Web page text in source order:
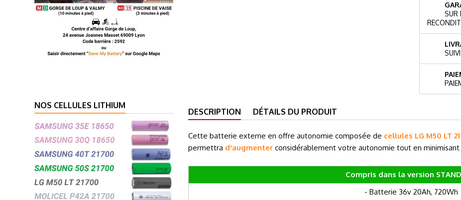
NOS CELLULES LITHIUM
SUR
DESCRIPTION DÉTAILS DU PRODUIT
Cette batterie externe en offre autonomie composée de cellules LG M50 LT
permettra d'augmenterconsidérablement votre autonomie tout en minimisant
Compris dans la version
- Batterie 36v 20Ah, 720Wh